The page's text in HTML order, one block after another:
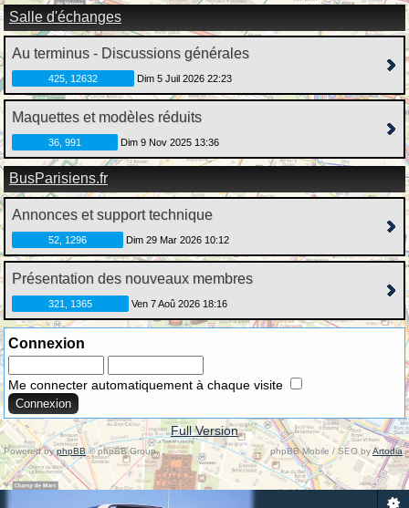
Salle d'échanges
Au terminus - Discussions générales
425, 12632 Dim 5 Juil 2026 22:23
Maquettes et modèles réduits
36, 991 Dim 9 Nov 2025 13:36
BusParisiens.fr
Annonces et support technique
52, 1296 Dim 29 Mar 2026 10:12
Présentation des nouveaux membres
321, 1365 Ven 7 Aoû 2026 18:16
Connexion
Me connecter automatiquement à chaque visite
Full Version
Powered byphpBB© phpBB Group. phpBB Mobile / SEO byArtodia .